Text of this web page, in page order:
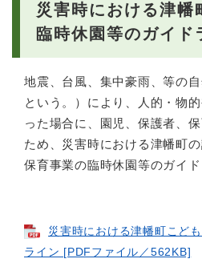
災害時における津幡
臨時休園等のガイド
地震、台風、集中豪雨、等の
という。）により、人的・物
った場合に、園児、保護者、
ため、災害時における津幡町
保育事業の臨時休園等のガイド
災害時における津幡町こど
ライン [PDFファイル／562KB]